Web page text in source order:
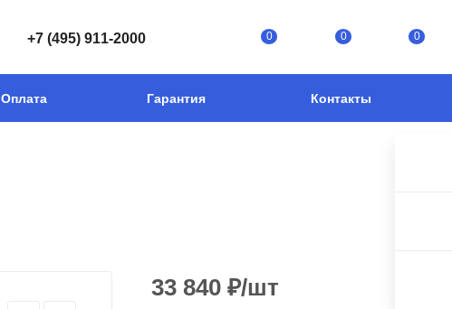
+7 (495) 911-2000 0 0 0
Оплата Гарантия Контакты
33 840 ₽/шт